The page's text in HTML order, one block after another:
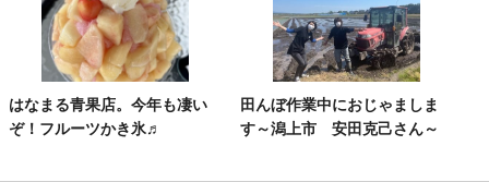
はなまる青果店。今年も凄い
ぞ！フルーツかき氷♬
田んぼ作業中におじゃましま
す～潟上市 安田克己さん～